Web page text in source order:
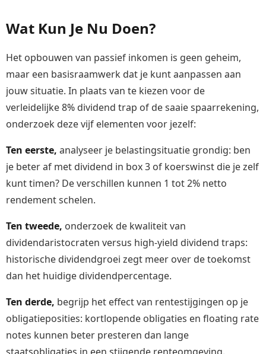
Wat Kun Je Nu Doen?
Het opbouwen van passief inkomen is geen geheim,
maar een basisraamwerk dat je kunt aanpassen aan
jouw situatie. In plaats van te kiezen voor de
verleidelijke 8% dividend trap of de saaie spaarrekening,
onderzoek deze vijf elementen voor jezelf:
Ten eerste, analyseer je belastingsituatie grondig: ben
je beter af met dividend in box 3 of koerswinst die je zelf
kunt timen? De verschillen kunnen 1 tot 2% netto
rendement schelen.
Ten tweede, onderzoek de kwaliteit van
dividendaristocraten versus high-yield dividend traps:
historische dividendgroei zegt meer over de toekomst
dan het huidige dividendpercentage.
Ten derde, begrijp het effect van rentestijgingen op je
obligatieposities: kortlopende obligaties en floating rate
notes kunnen beter presteren dan lange